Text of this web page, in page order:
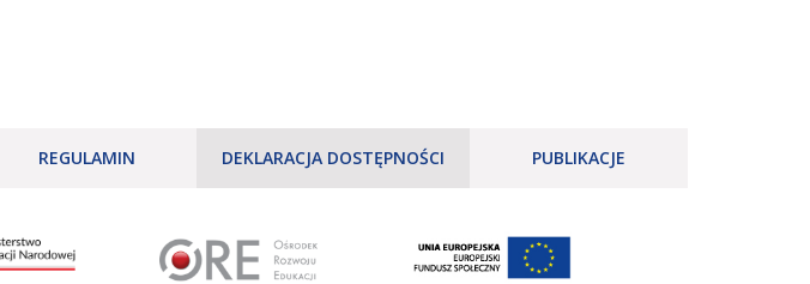
REGULAMIN DEKLARACJA DOSTĘPNOŚCI PUBLIKACJE